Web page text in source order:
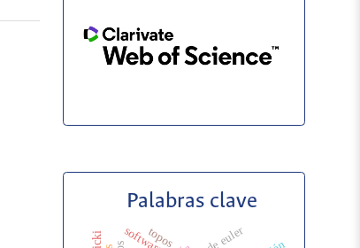
Palabras clave
software
topos